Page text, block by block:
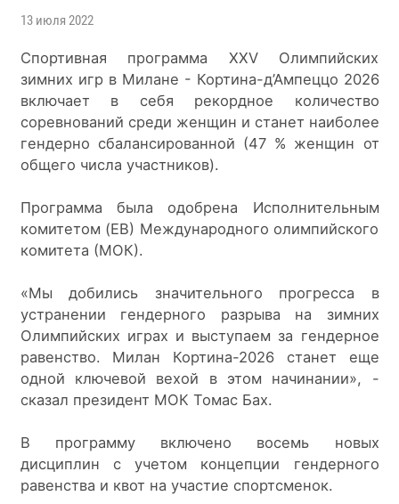
13 июля 2022
Спортивная программа XXV Олимпийских
зимних игр в Милане - Кортина-д’Ампеццо 2026
включает в себя рекордное количество
соревнований среди женщин и станет наиболее
гендерно сбалансированной (47 % женщин от
общего числа участников).
Программа была одобрена Исполнительным
комитетом (EB) Международного олимпийского
комитета (МОК).
«Мы добились значительного прогресса в
устранении гендерного разрыва на зимних
Олимпийских играх и выступаем за гендерное
равенство. Милан Кортина-2026 станет еще
одной ключевой вехой в этом начинании», -
сказал президент МОК Томас Бах.
В программу включено восемь новых
дисциплин с учетом концепции гендерного
равенства и квот на участие спортсменок.